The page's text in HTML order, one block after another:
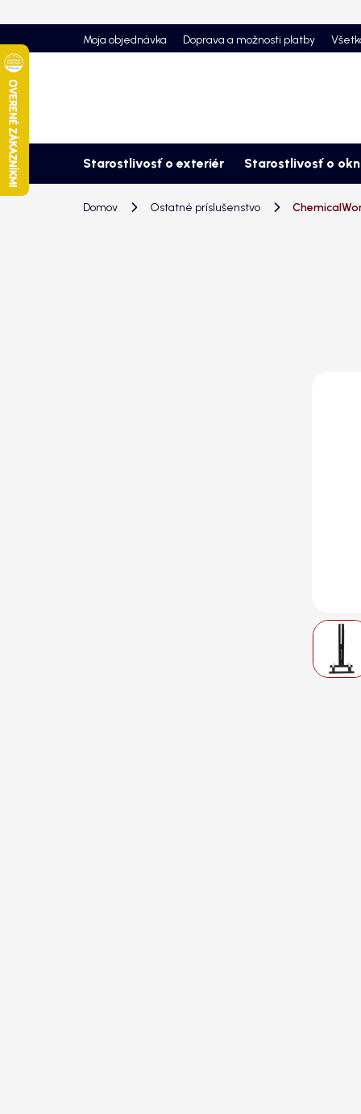
na
obsah
Moja objednávka Doprava a možnosti platby
Starostlivosť o exteriér Starostlivosť o
Domov Ostatné príslušenstvo